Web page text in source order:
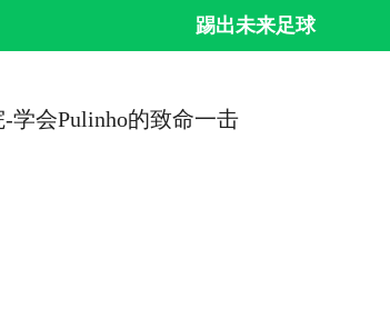
踢出未来足球
学会Pulinho的致命一击